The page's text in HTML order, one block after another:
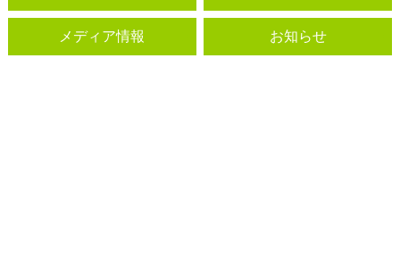
メディア情報 お知らせ